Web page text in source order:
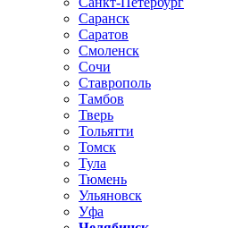
Саранск
Саратов
Смоленск
Сочи
Ставрополь
Тамбов
Тверь
Тольятти
Томск
Тула
Тюмень
Ульяновск
Уфа